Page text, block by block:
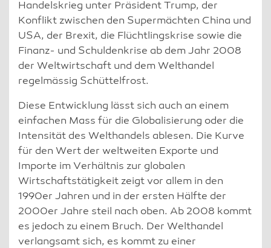
Handelskrieg unter Präsident Trump, der
Konflikt zwischen den Supermächten China und
USA, der Brexit, die Flüchtlingskrise sowie die
Finanz- und Schuldenkrise ab dem Jahr 2008
der Weltwirtschaft und dem Welthandel
regelmässig Schüttelfrost.
Diese Entwicklung lässt sich auch an einem
einfachen Mass für die Globalisierung oder die
Intensität des Welthandels ablesen. Die Kurve
für den Wert der weltweiten Exporte und
Importe im Verhältnis zur globalen
Wirtschaftstätigkeit zeigt vor allem in den
1990er Jahren und in der ersten Hälfte der
2000er Jahre steil nach oben. Ab 2008 kommt
es jedoch zu einem Bruch. Der Welthandel
verlangsamt sich, es kommt zu einer